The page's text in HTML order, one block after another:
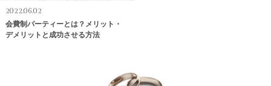
2022.06.02
会費制パーティーとは？メリット・
デメリットと成功させる方法